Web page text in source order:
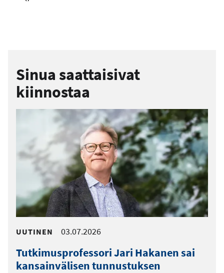
Sinua saattaisivat
kiinnostaa
UUTINEN 03.07.2026
Tutkimusprofessori Jari Hakanen sai
kansainvälisen tunnustuksen